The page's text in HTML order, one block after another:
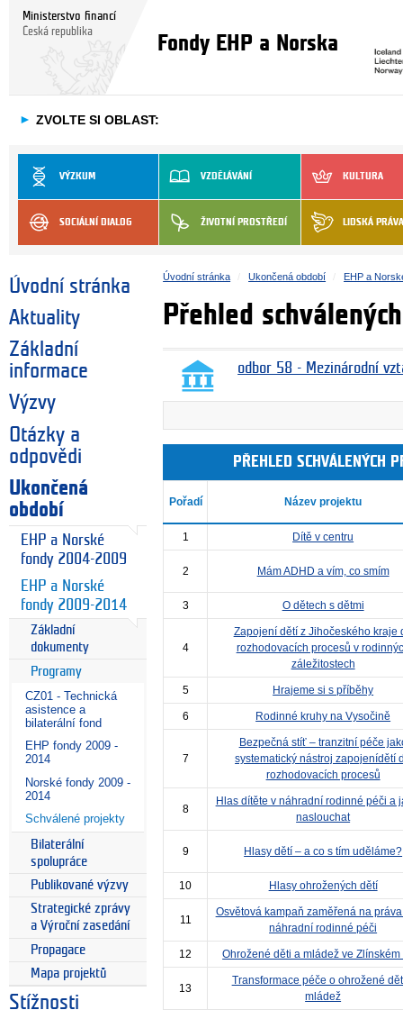
Ministerstvo financí
Česká republika
Fondy EHP a Norska
► ZVOLTE SI OBLAST:
VÝZKUM VZDĚLÁVÁNÍ KULTURA
SOCIÁLNÍ DIALOG ŽIVOTNÍ PROSTŘEDÍ LIDSKÁ PRÁVA
Úvodní stránka
Aktuality
Základní
informace
Výzvy
Otázky a
odpovědi
Ukončená
období
EHP a Norské
fondy 2004-2009
EHP a Norské
fondy 2009-2014
Základní
dokumenty
Programy
CZ01 - Technická
asistence a
bilaterální fond
EHP fondy 2009 -
2014
Norské fondy 2009 -
2014
Schválené projekty
Bilaterální
spolupráce
Publikované výzvy
Strategické zprávy
a Výroční zasedání
Propagace
Mapa projektů
Stížnosti
Úvodní stránka Ukončená období EHP a
Přehled
odbor 58 - Mezinárodní
Pořadí Název projektu
PŘEHLED SCHVÁLENÝCH
1 Dítě v centru
2 Mám ADHD a vím, co smím
3 O dětech s dětmi
4
Zapojení dětí z Jihočeského kraje
rozhodovacích procesů v
záležitostech
5 Hrajeme si s příběhy
6 Rodinné kruhy na Vysočině
7
Bezpečná stíť – tranzitní péče
systematický nástroj zapojenídětí
rozhodovacích procesů
8
Hlas dítěte v náhradní rodinné péči a
naslouchat
9 Hlasy dětí – a co s tím uděláme?
10 Hlasy ohrožených dětí
11
Osvětová kampaň zaměřená na
náhradní rodinné péči
12 Ohrožené děti a mládež ve Zlínském
13
Transformace péče o ohrožené
mládež